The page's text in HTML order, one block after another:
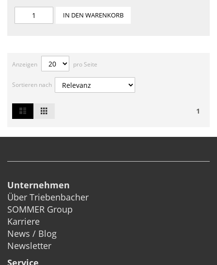
IN DEN WARENKORB
Anzeigen pro Seite
Sortieren nach
1
Ansicht
Unternehmen
Über Triebenbacher
SOMMER Group
Karriere
News / Blog
Newsletter